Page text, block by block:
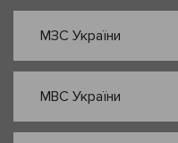
МЗС України
МВС України